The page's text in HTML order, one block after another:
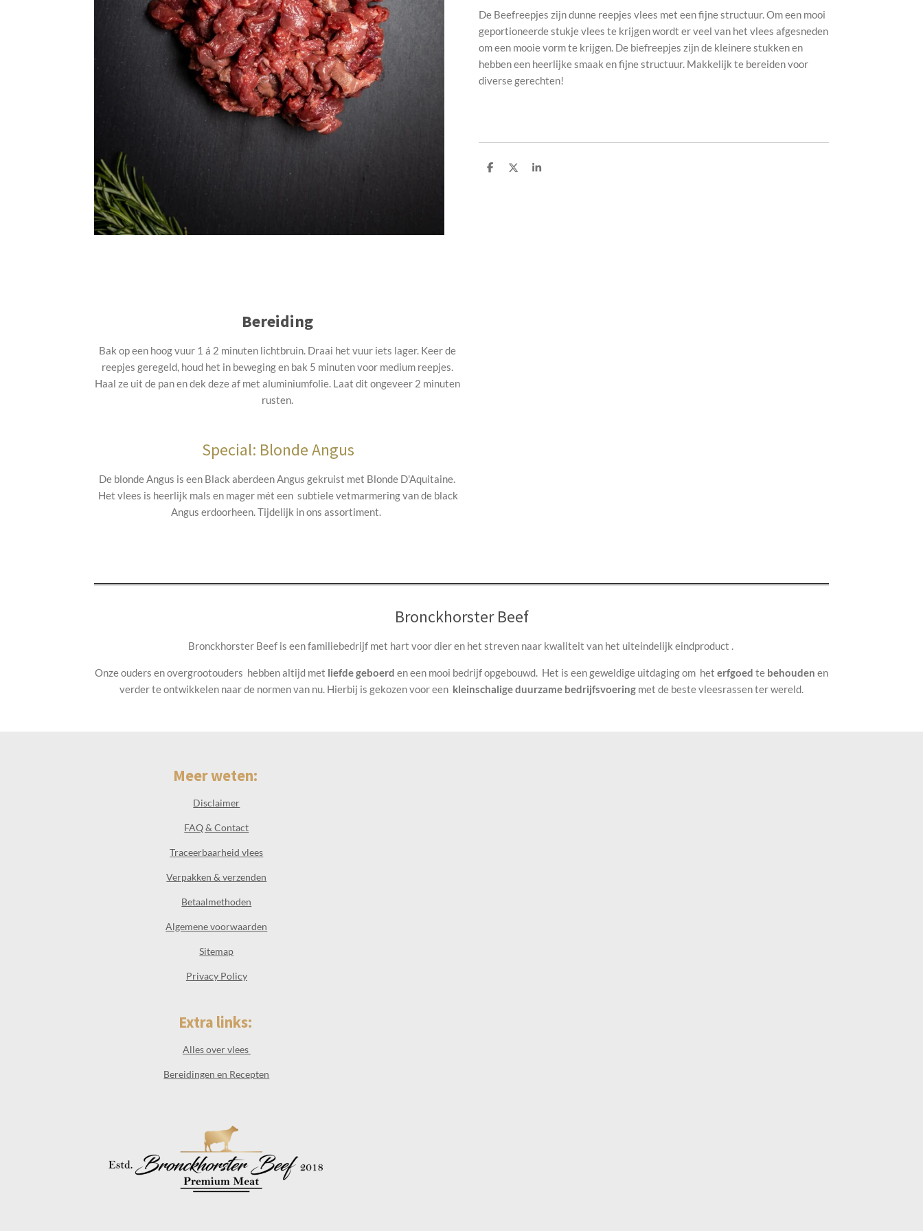
De Beefreepjes zijn dunne reepjes vlees met een fijne structuur. Om een mooi
geportioneerde stukje vlees te krijgen wordt er veel van het vlees afgesneden
om een mooie vorm te krijgen. De biefreepjes zijn de kleinere stukken en
hebben een heerlijke smaak en fijne structuur. Makkelijk te bereiden voor
diverse gerechten!
D
D
S
Bereiding
Bak op een hoog vuur 1 á 2 minuten lichtbruin. Draai het vuur iets lager. Keer de
reepjes geregeld, houd het in beweging en bak 5 minuten voor medium reepjes.
Haal ze uit de pan en dek deze af met aluminiumfolie. Laat dit ongeveer 2 minuten
rusten.
Special: Blonde Angus
De blonde Angus is een Black aberdeen Angus gekruist met Blonde D'Aquitaine.
Het vlees is heerlijk mals en mager mét een subtiele vetmarmering van de black
Angus erdoorheen. Tijdelijk in ons assortiment.
Bronckhorster Beef
Bronckhorster Beef is een familiebedrijf met hart voor dier en het streven naar kwaliteit van het uiteindelijk eindproduct .
Onze ouders en overgrootouders hebben altijd met liefdegeboerd en een mooi bedrijf opgebouwd. Het is een geweldige uitdaging om het erfgoed te behouden en
verder te ontwikkelen naar de normen van nu. Hierbij is gekozen voor een kleinschalige duurzame bedrijfsvoering met de beste vleesrassen ter wereld.
Meer weten:
Disclaimer
FAQ & Contact
Traceerbaarheid vlees
Verpakken & verzenden
Betaalmethoden
Algemene voorwaarden
Sitemap
Privacy Policy
Extra links:
Alles over vlees
Bereidingen en Recepten